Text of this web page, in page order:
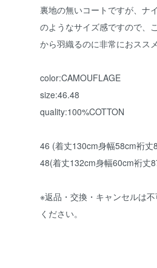
裏地の無いコートですが、ナ
のようなサイズ感ですので、
から羽織るのに非常におススメ
color:CAMOUFLAGE
size:46.48
quality:100%COTTON
46 (着丈130cm身幅58cm裄丈
48(着丈132cm身幅60cm裄丈
※返品・交換・キャンセルは
ください。